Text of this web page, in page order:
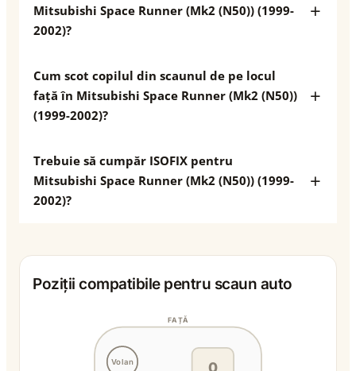
Mitsubishi Space Runner (Mk2 (N50)) (1999-
2002)?
Cum scot copilul din scaunul de pe locul
față în Mitsubishi Space Runner (Mk2 (N50))
(1999-2002)?
Trebuie să cumpăr ISOFIX pentru
Mitsubishi Space Runner (Mk2 (N50)) (1999-
2002)?
Poziții compatibile pentru scaun auto
Volan
FAȚĂ
0